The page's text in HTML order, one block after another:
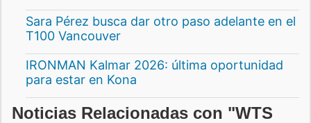
Sara Pérez busca dar otro paso adelante en el
T100 Vancouver
IRONMAN Kalmar 2026: última oportunidad
para estar en Kona
Noticias Relacionadas con "WTS